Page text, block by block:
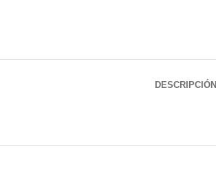
DESCRIPCIÓN